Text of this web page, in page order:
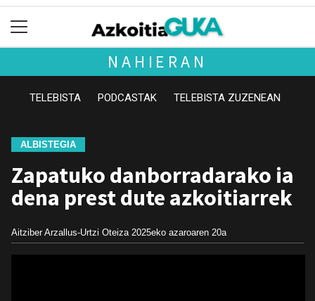
NAHIERAN
TELEBISTA PODCASTAK TELEBISTA ZUZENEAN
ALBISTEGIA
Zapatuko danborradarako ia
dena prest dute azkoitiarrek
Aitziber Arzallus-Urtzi Oteiza 2025eko azaroaren 20a